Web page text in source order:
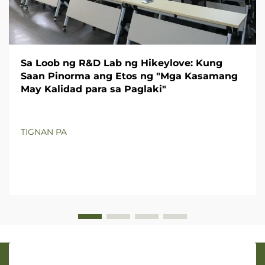
Sa Loob ng R&D Lab ng Hikeylove: Kung
Saan Pinorma ang Etos ng "Mga Kasamang
May Kalidad para sa Paglaki"
TIGNAN PA